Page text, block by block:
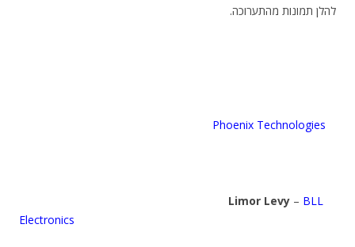
.להלן תמונות מהתערוכה
Phoenix Technologies
Limor Levy – BLL
Electronics